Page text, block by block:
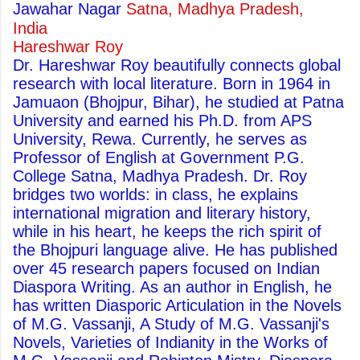
Jawahar Nagar Satna, Madhya Pradesh,
India
Hareshwar Roy
Dr. Hareshwar Roy beautifully connects global
research with local literature. Born in 1964 in
Jamuaon (Bhojpur, Bihar), he studied at Patna
University and earned his Ph.D. from APS
University, Rewa. Currently, he serves as
Professor of English at Government P.G.
College Satna, Madhya Pradesh. Dr. Roy
bridges two worlds: in class, he explains
international migration and literary history,
while in his heart, he keeps the rich spirit of
the Bhojpuri language alive. He has published
over 45 research papers focused on Indian
Diaspora Writing. As an author in English, he
has written Diasporic Articulation in the Novels
of M.G. Vassanji, A Study of M.G. Vassanji's
Novels, Varieties of Indianity in the Works of